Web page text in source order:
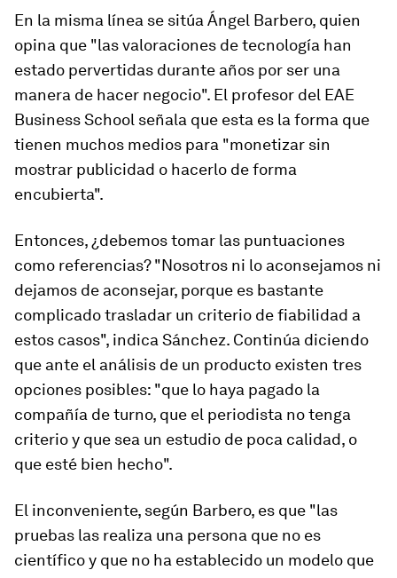
En la misma línea se sitúa Ángel Barbero, quien
opina que "las valoraciones de tecnología han
estado pervertidas durante años por ser una
manera de hacer negocio". El profesor del EAE
Business School señala que esta es la forma que
tienen muchos medios para "monetizar sin
mostrar publicidad o hacerlo de forma
encubierta".
Entonces, ¿debemos tomar las puntuaciones
como referencias? "Nosotros ni lo aconsejamos ni
dejamos de aconsejar, porque es bastante
complicado trasladar un criterio de fiabilidad a
estos casos", indica Sánchez. Continúa diciendo
que ante el análisis de un producto existen tres
opciones posibles: "que lo haya pagado la
compañía de turno, que el periodista no tenga
criterio y que sea un estudio de poca calidad, o
que esté bien hecho".
El inconveniente, según Barbero, es que "las
pruebas las realiza una persona que no es
científico y que no ha establecido un modelo que